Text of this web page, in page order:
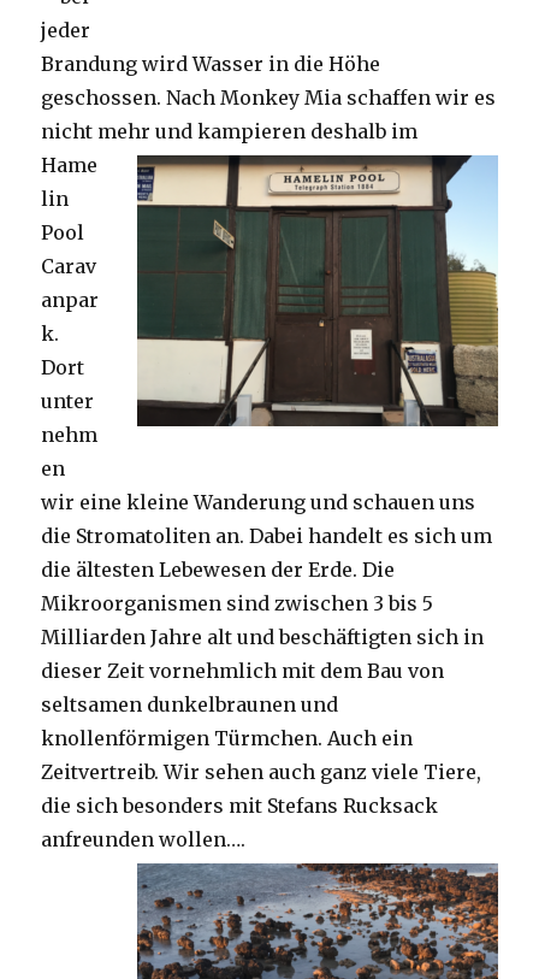
jeder
Brandung wird Wasser in die Höhe
geschossen. Nach Monkey Mia schaffen wir es
nicht mehr und kampieren deshalb im
Hame
lin
Pool
Carav
anpar
k.
Dort
unter
nehm
en
wir eine kleine Wanderung und schauen uns
die Stromatoliten an. Dabei handelt es sich um
die ältesten Lebewesen der Erde. Die
Mikroorganismen sind zwischen 3 bis 5
Milliarden Jahre alt und beschäftigten sich in
dieser Zeit vornehmlich mit dem Bau von
seltsamen dunkelbraunen und
knollenförmigen Türmchen. Auch ein
Zeitvertreib. Wir sehen auch ganz viele Tiere,
die sich besonders mit Stefans Rucksack
anfreunden wollen….